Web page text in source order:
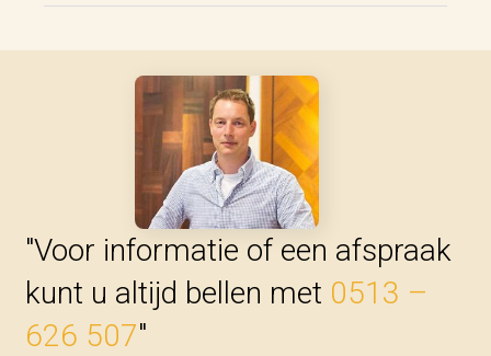
"Voor informatie of een afspraak
kunt u altijd bellen met 0513 –
626 507"